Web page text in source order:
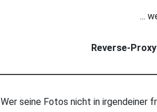
...
Reverse-
Wer seine Fotos nicht in irgendeiner